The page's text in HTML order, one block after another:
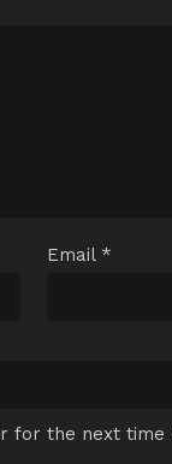
Email *
for the next time